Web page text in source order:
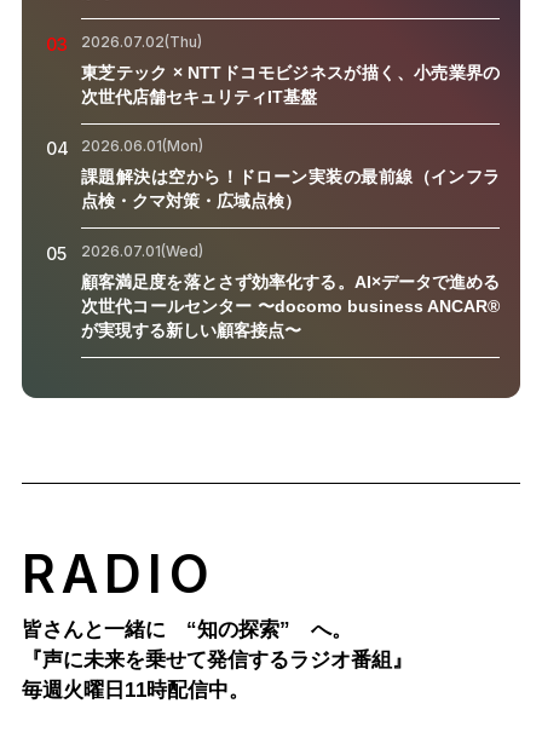
03 2026.07.02(Thu)
東芝テック × NTTドコモビジネスが描く、小売業界の
次世代店舗セキュリティIT基盤
04 2026.06.01(Mon)
課題解決は空から！ドローン実装の最前線（インフラ
点検・クマ対策・広域点検）
05 2026.07.01(Wed)
顧客満足度を落とさず効率化する。AI×データで進める
次世代コールセンター 〜docomo business ANCAR®
が実現する新しい顧客接点〜
RADIO
皆さんと一緒に “知の探索” へ。
『声に未来を乗せて発信するラジオ番組』
毎週火曜日11時配信中。